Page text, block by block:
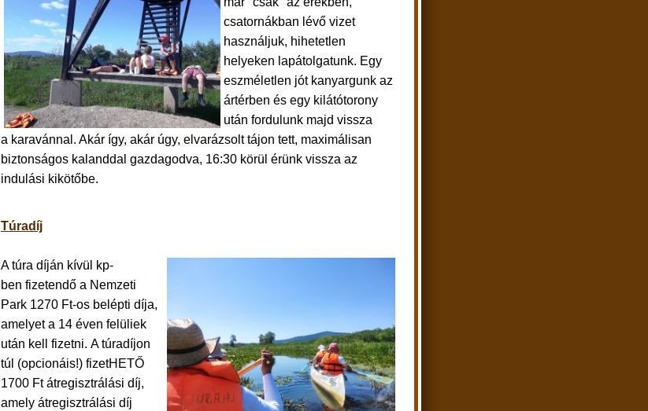
csatornákban lévő vizet
használjuk, hihetetlen
helyeken lapátolgatunk. Egy
eszméletlen jót kanyargunk az
ártérben és egy kilátótorony
után fordulunk majd vissza
a karavánnal. Akár így, akár úgy, elvarázsolt tájon tett, maximálisan
biztonságos kalanddal gazdagodva, 16:30 körül érünk vissza az
indulási kikötőbe.
Túradíj
A túra díján kívül kp-
ben fizetendő a Nemzeti
Park 1270 Ft-os belépti díja,
amelyet a 14 éven felüliek
után kell fizetni. A túradíjon
túl (opcionáis!) fizetHETŐ
1700 Ft átregisztrálási díj,
amely átregisztrálási díj